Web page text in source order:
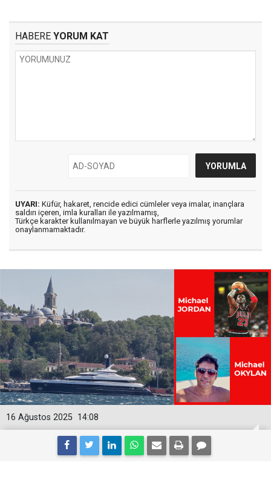
HABERE YORUM KAT
UYARI: Küfür, hakaret, rencide edici cümleler veya imalar, inançlara
saldırı içeren, imla kuralları ile yazılmamış,
Türkçe karakter kullanılmayan ve büyük harflerle yazılmış yorumlar
onaylanmamaktadır.
14:08
16 Ağustos 2025